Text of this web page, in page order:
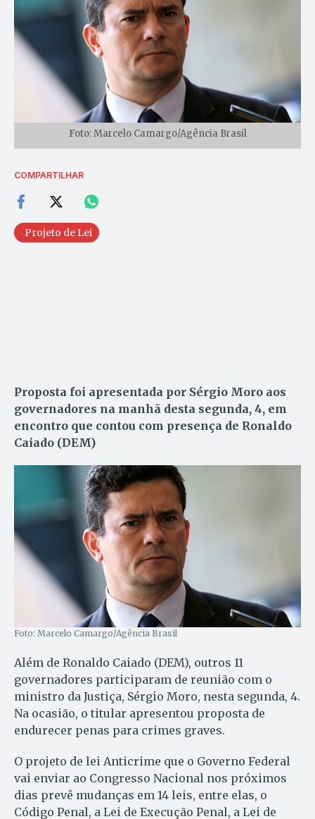
Foto: Marcelo Camargo/Agência Brasil
COMPARTILHAR
Projeto de Lei
Proposta foi apresentada por Sérgio Moro aos
governadores na manhã desta segunda, 4, em
encontro que contou com presença de Ronaldo
Caiado (DEM)
Foto: Marcelo Camargo/Agência Brasil
Além de Ronaldo Caiado (DEM), outros 11
governadores participaram de reunião com o
ministro da Justiça, Sérgio Moro, nesta segunda, 4.
Na ocasião, o titular apresentou proposta de
endurecer penas para crimes graves.
O projeto de lei Anticrime que o Governo Federal
vai enviar ao Congresso Nacional nos próximos
dias prevê mudanças em 14 leis, entre elas, o
Código Penal, a Lei de Execução Penal, a Lei de